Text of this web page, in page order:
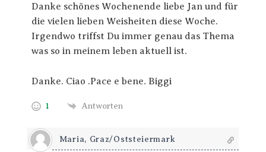
Danke schönes Wochenende liebe Jan und für
die vielen lieben Weisheiten diese Woche.
Irgendwo triffst Du immer genau das Thema
was so in meinem leben aktuell ist.
Danke. Ciao .Pace e bene. Biggi
1 Antworten
Maria, Graz/Oststeiermark